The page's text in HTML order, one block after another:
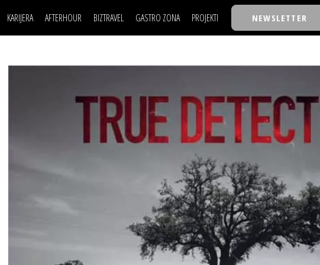
KARIJERA AFTERHOUR
AUTO SVET
WELLBEING
BIZTRAVEL GASTRO ZONA PROJEKTI
30 ISPOD 30
BACK TO OFFICE/SCHOOL
BIZBENDOVI
BIZKOLEGIJUM
BMW BIZNIS LIGA
BIZLIFE WEEK
IZJAVA GODINE
NEWSLETTER
POSAO
MOJ UGAO
FILM I SCENA
AUTO SVET
WELLBEING
NAJKOLEGA
30 ISPOD 30
BIZBENDOVI
BIZKOLEGIJUM
BMW BIZNIS LIGA
BIZLIFE WEEK
IZJAVA GODINE